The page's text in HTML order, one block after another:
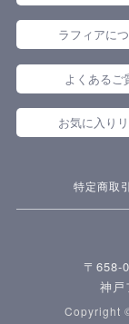
ラフィアに
よくあるご
お気に入り
特定商取
〒658-
神
Copyright